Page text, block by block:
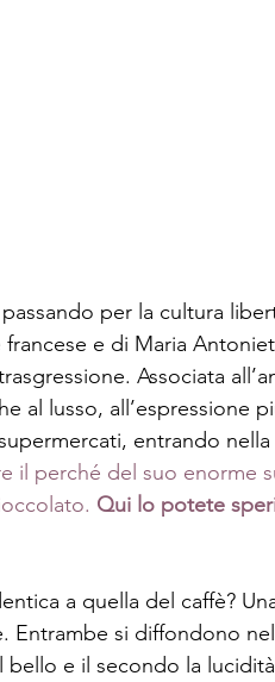
per la cultura
e di Maria
Associata
al lusso, all’espressione
entrando
il perché del suo enorme
a quella del caffè?
Entrambe si diffondono
e il secondo la